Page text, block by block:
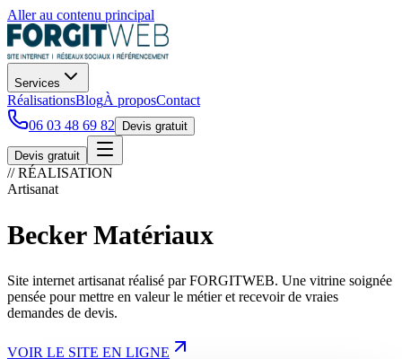
Aller au contenu principal
Services
RéalisationsBlogÀ proposContact
06 03 48 69 82
Devis gratuit
Devis gratuit
// RÉALISATION
Artisanat
Becker Matériaux
Site internet artisanat réalisé par FORGITWEB. Une vitrine soignée
pensée pour mettre en valeur le métier et recevoir de vraies
demandes de devis.
VOIR LE SITE EN LIGNE